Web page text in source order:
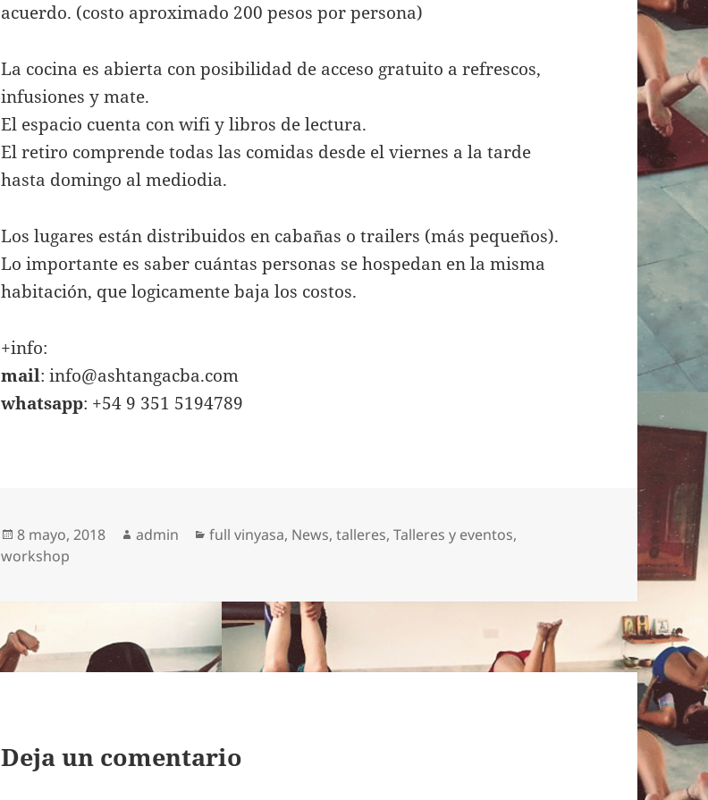
acuerdo. (costo aproximado 200 pesos por persona)
La cocina es abierta con posibilidad de acceso gratuito a refrescos,
infusiones y mate.
El espacio cuenta con wifi y libros de lectura.
El retiro comprende todas las comidas desde el viernes a la tarde
hasta domingo al mediodia.
Los lugares están distribuidos en cabañas o trailers (más pequeños).
Lo importante es saber cuántas personas se hospedan en la misma
habitación, que logicamente baja los costos.
+info:
mail:info@ashtangacba.com
whatsapp: +54 9 351 5194789
Publicado
el
8 mayo, 2018 Autor
admin Categorías
full vinyasa, News,talleres,Talleres y eventos,
workshop
Deja un comentario